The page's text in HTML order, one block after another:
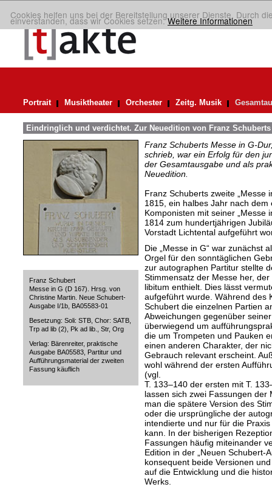
Cookies helfen uns bei der Bereitstellung unserer Dienste. Durch
einverstanden, dass wir Cookies setzen.Weitere Informationen
Portrait Musiktheater Orchester Zeitg. Musik
Eindringlich und verdichtet. Zur Neuedition von Franz Schuberts
Franz Schubert
Messe in G (D 167). Hrsg. von
Christine Martin. Neue Schubert-
Ausgabe I/1b, BA05583-01
Besetzung: Soli: STB, Chor: SATB,
Trp ad lib (2), Pk ad lib., Str, Org
Verlag: Bärenreiter, praktische
Ausgabe BA05583, Partitur und
Aufführungsmaterial der zweiten
Fassung käuflich
Franz Schuberts Messe in G-
schrieb, war ein Erfolg für den
der Gesamtausgabe und als
Neuedition.
Franz Schuberts zweite „Messe
1815, ein halbes Jahr nach
Komponisten mit seiner „Messe
1814 zum hundertjährigen
Vorstadt Lichtental aufgeführt
Die „Messe in G“ war zunächst
Orgel für den sonntäglichen
zur autographen Partitur stellte
Stimmensatz der Messe her,
libitum enthielt. Dies lässt
aufgeführt wurde. Während des
Schubert die einzelnen Partien
Abweichungen gegenüber
überwiegend um
die um Trompeten und Pauken
einen anderen Charakter, der
Gebrauch relevant erscheint.
wohl während der ersten
(vgl.
T. 133–140 der ersten mit T.
lassen sich zwei Fassungen der
man die spätere Version des
oder die ursprüngliche der
intendierte und nur für die
kann. In der bisherigen
Fassungen häufig miteinander
Edition in der „Neuen Schubert-
konsequent beide Versionen
auf die Entwicklung und die
Werks.